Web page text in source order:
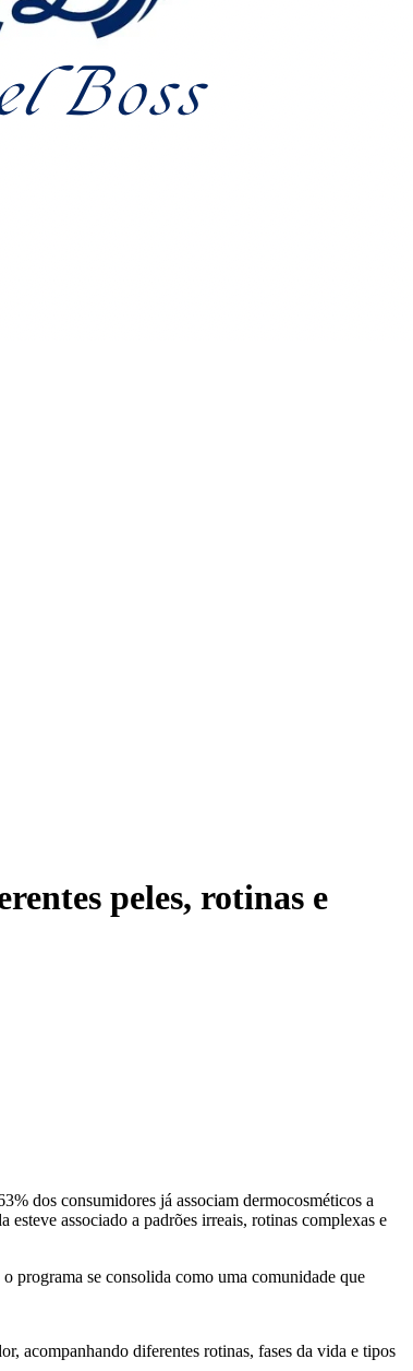
peles, rotinas e
dos consumidores já associam dermocosméticos a
associado a padrões irreais, rotinas complexas e
programa se consolida como uma comunidade que
acompanhando diferentes rotinas, fases da vida e tipos